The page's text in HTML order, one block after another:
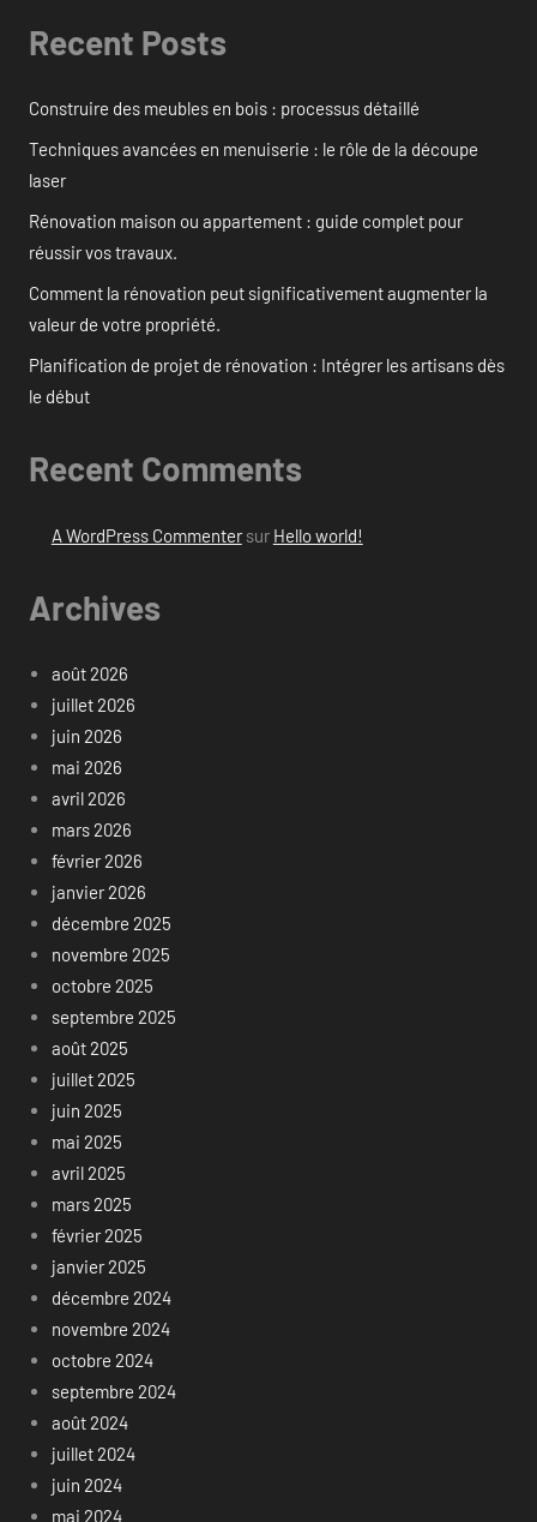
Recent Posts
Construire des meubles en bois : processus détaillé
Techniques avancées en menuiserie : le rôle de la découpe
laser
Rénovation maison ou appartement : guide complet pour
réussir vos travaux.
Comment la rénovation peut significativement augmenter la
valeur de votre propriété.
Planification de projet de rénovation : Intégrer les artisans dès
le début
Recent Comments
A WordPress Commentersur Hello world!
Archives
août 2026
juillet 2026
juin 2026
mai 2026
avril 2026
mars 2026
février 2026
janvier 2026
décembre 2025
novembre 2025
octobre 2025
septembre 2025
août 2025
juillet 2025
juin 2025
mai 2025
avril 2025
mars 2025
février 2025
janvier 2025
décembre 2024
novembre 2024
octobre 2024
septembre 2024
août 2024
juillet 2024
juin 2024
mai 2024